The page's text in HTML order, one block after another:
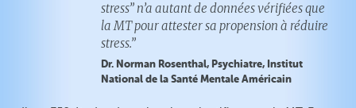
stress” n’a autant de données vérifiées que
la MT pour attester sa propension à réduire
stress.”
Dr. Norman Rosenthal, Psychiatre, Institut
National de la Santé Mentale Américain